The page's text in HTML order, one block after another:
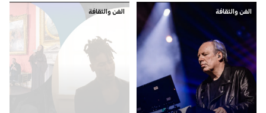
الفن والثقافة الفن والثقافة